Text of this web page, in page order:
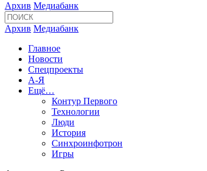
Архив Медиабанк
Архив Медиабанк
Главное
Новости
Спецпроекты
А-Я
Ещё…
Контур Первого
Технологии
Люди
История
Синхроинфотрон
Игры